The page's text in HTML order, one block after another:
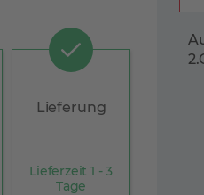
Lieferung
Lieferzeit 1 - 3
Tage